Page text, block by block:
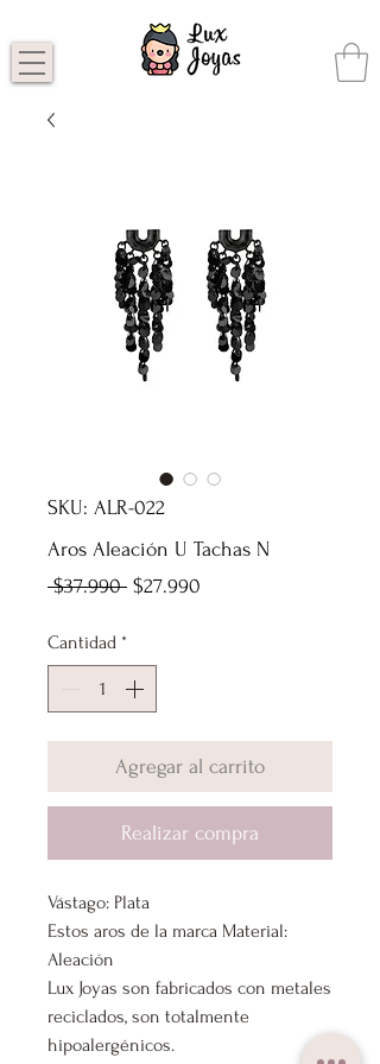
SKU: ALR-022
Aros Aleación U Tachas N
$37.990 Precio
$27.990
Cantidad *
Agregar al carrito
Realizar compra
Vástago: Plata
Estos aros de la marca Material:
Aleación
Lux Joyas son fabricados con metales
reciclados, son totalmente
hipoalergénicos.